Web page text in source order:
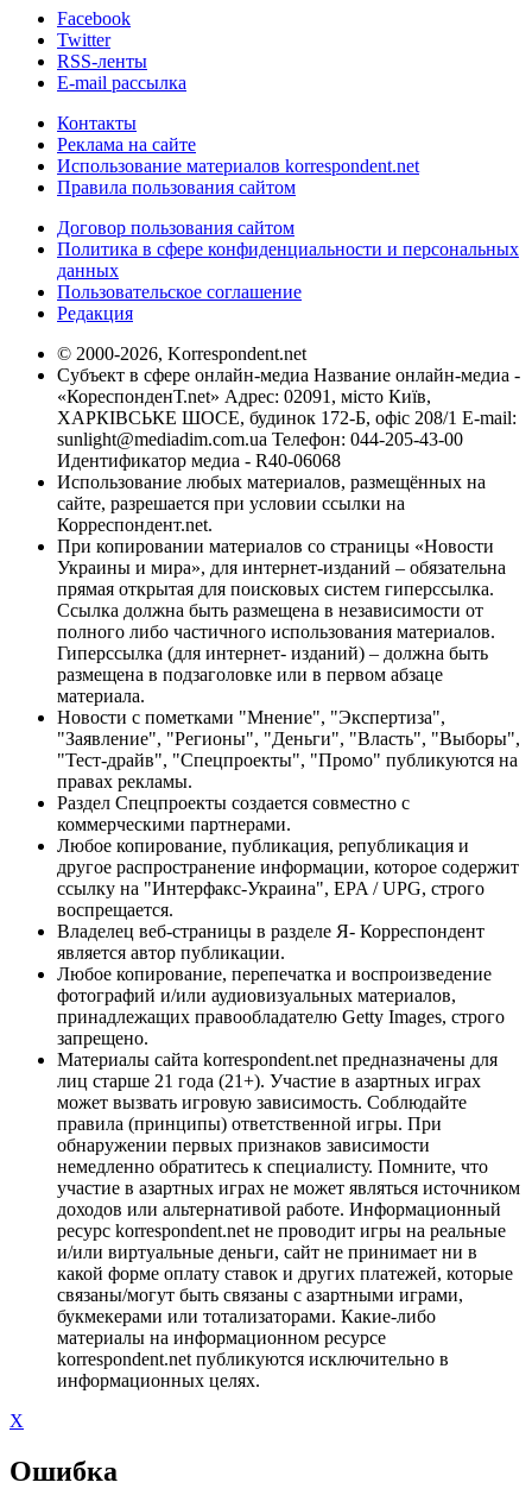
Facebook
Twitter
RSS-ленты
E-mail рассылка
Контакты
Реклама на сайте
Использование материалов korrespondent.net
Правила пользования сайтом
Договор пользования сайтом
Политика в сфере конфиденциальности и персональных
данных
Пользовательское соглашение
Редакция
© 2000-2026, Korrespondent.net
Субъект в сфере онлайн-медиа Название онлайн-медиа -
«КореспонденТ.net» Адрес: 02091, місто Київ,
ХАРКІВСЬКЕ ШОСЕ, будинок 172-Б, офіс 208/1 E-mail:
sunlight@mediadim.com.ua Телефон: 044-205-43-00
Идентификатор медиа - R40-06068
Использование любых материалов, размещённых на
сайте, разрешается при условии ссылки на
Корреспондент.net.
При копировании материалов со страницы «Новости
Украины и мира», для интернет-изданий – обязательна
прямая открытая для поисковых систем гиперссылка.
Ссылка должна быть размещена в независимости от
полного либо частичного использования материалов.
Гиперссылка (для интернет- изданий) – должна быть
размещена в подзаголовке или в первом абзаце
материала.
Новости с пометками "Мнение", "Экспертиза",
"Заявление", "Регионы", "Деньги", "Власть", "Выборы",
"Тест-драйв", "Спецпроекты", "Промо" публикуются на
правах рекламы.
Раздел Спецпроекты создается совместно с
коммерческими партнерами.
Любое копирование, публикация, републикация и
другое распространение информации, которое содержит
ссылку на "Интерфакс-Украина", EPA / UPG, строго
воспрещается.
Владелец веб-страницы в разделе Я- Корреспондент
является автор публикации.
Любое копирование, перепечатка и воспроизведение
фотографий и/или аудиовизуальных материалов,
принадлежащих правообладателю Getty Images, строго
запрещено.
Материалы сайта korrespondent.net предназначены для
лиц старше 21 года (21+). Участие в азартных играх
может вызвать игровую зависимость. Соблюдайте
правила (принципы) ответственной игры. При
обнаружении первых признаков зависимости
немедленно обратитесь к специалисту. Помните, что
участие в азартных играх не может являться источником
доходов или альтернативой работе. Информационный
ресурс korrespondent.net не проводит игры на реальные
и/или виртуальные деньги, сайт не принимает ни в
какой форме оплату ставок и других платежей, которые
связаны/могут быть связаны с азартными играми,
букмекерами или тотализаторами. Какие-либо
материалы на информационном ресурсе
korrespondent.net публикуются исключительно в
информационных целях.
X
Ошибка